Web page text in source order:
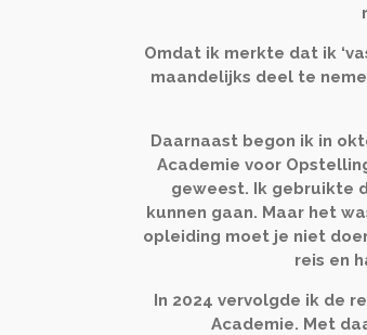
Omdat ik merkte dat ik
maandelijks deel te
Daarnaast begon ik in
Academie voor
geweest. Ik gebruikte
kunnen gaan. Maar het
opleiding moet je niet
reis en
In 2024 vervolgde ik de
Academie. Met